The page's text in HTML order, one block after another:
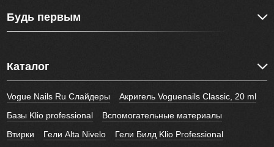
Будь первым
Каталог
Vogue Nails Ru Слайдеры
Акригель Voguenails Classic, 20 ml
Базы Klio professional
Вспомогательные материалы
Втирки
Гели Alta Nivelo
Гели Билд Klio Professional